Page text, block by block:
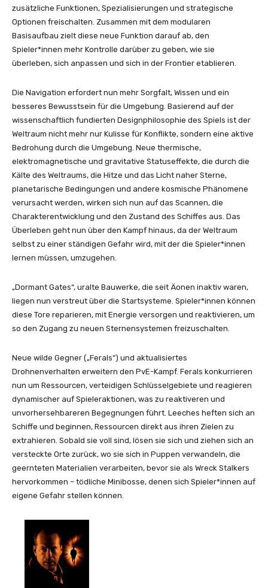
zusätzliche Funktionen, Spezialisierungen und strategische
Optionen freischalten. Zusammen mit dem modularen
Basisaufbau zielt diese neue Funktion darauf ab, den
Spieler*innen mehr Kontrolle darüber zu geben, wie sie
überleben, sich anpassen und sich in der Frontier etablieren.
Die Navigation erfordert nun mehr Sorgfalt, Wissen und ein
besseres Bewusstsein für die Umgebung. Basierend auf der
wissenschaftlich fundierten Designphilosophie des Spiels ist der
Weltraum nicht mehr nur Kulisse für Konflikte, sondern eine aktive
Bedrohung durch die Umgebung. Neue thermische,
elektromagnetische und gravitative Statuseffekte, die durch die
Kälte des Weltraums, die Hitze und das Licht naher Sterne,
planetarische Bedingungen und andere kosmische Phänomene
verursacht werden, wirken sich nun auf das Scannen, die
Charakterentwicklung und den Zustand des Schiffes aus. Das
Überleben geht nun über den Kampf hinaus, da der Weltraum
selbst zu einer ständigen Gefahr wird, mit der die Spieler*innen
lernen müssen, umzugehen.
„Dormant Gates“, uralte Bauwerke, die seit Äonen inaktiv waren,
liegen nun verstreut über die Startsysteme. Spieler*innen können
diese Tore reparieren, mit Energie versorgen und reaktivieren, um
so den Zugang zu neuen Sternensystemen freizuschalten.
Neue wilde Gegner („Ferals“) und aktualisiertes
Drohnenverhalten erweitern den PvE-Kampf. Ferals konkurrieren
nun um Ressourcen, verteidigen Schlüsselgebiete und reagieren
dynamischer auf Spieleraktionen, was zu reaktiveren und
unvorhersehbareren Begegnungen führt. Leeches heften sich an
Schiffe und beginnen, Ressourcen direkt aus ihren Zielen zu
extrahieren. Sobald sie voll sind, lösen sie sich und ziehen sich an
versteckte Orte zurück, wo sie sich in Puppen verwandeln, die
geernteten Materialien verarbeiten, bevor sie als Wreck Stalkers
hervorkommen – tödliche Minibosse, denen sich Spieler*innen auf
eigene Gefahr stellen können.